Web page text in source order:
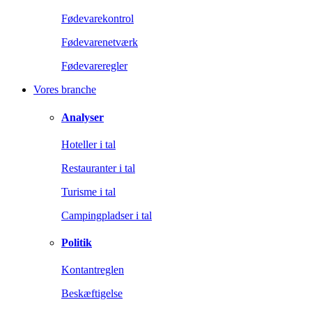
Fødevarekontrol
Fødevarenetværk
Fødevareregler
Vores branche
Analyser
Hoteller i tal
Restauranter i tal
Turisme i tal
Campingpladser i tal
Politik
Kontantreglen
Beskæftigelse